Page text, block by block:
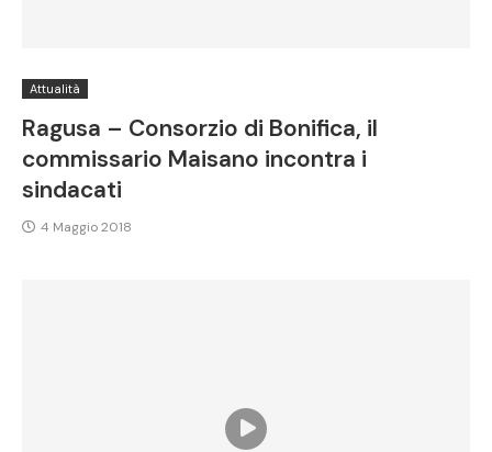
Attualità
Ragusa – Consorzio di Bonifica, il
commissario Maisano incontra i
sindacati
4 Maggio 2018